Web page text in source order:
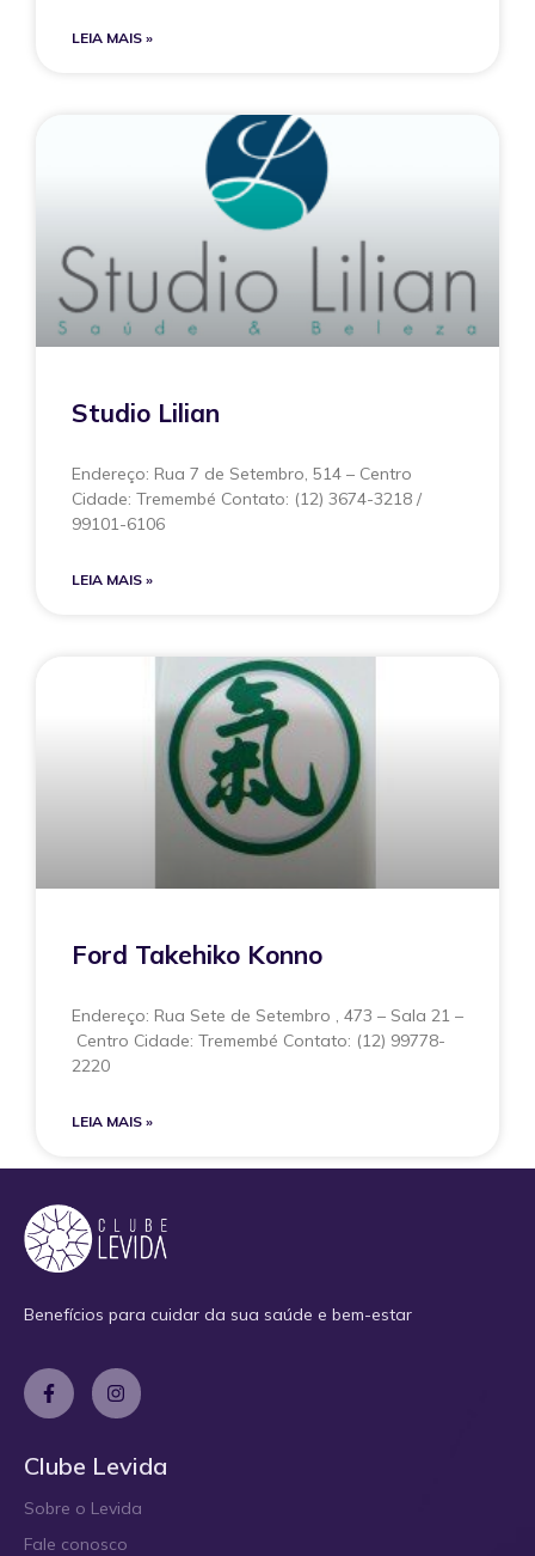
LEIA MAIS »
Studio Lilian
Endereço: Rua 7 de Setembro, 514 – Centro
Cidade: Tremembé Contato: (12) 3674-3218 /
99101-6106
LEIA MAIS »
Ford Takehiko Konno
Endereço: Rua Sete de Setembro , 473 – Sala 21 –
Centro Cidade: Tremembé Contato: (12) 99778-
2220
LEIA MAIS »
Benefícios para cuidar da sua saúde e bem-estar
Clube Levida
Sobre o Levida
Fale conosco